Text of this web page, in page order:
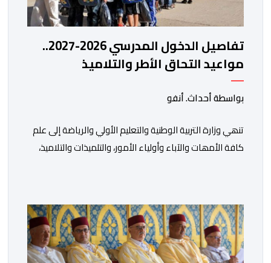
تفاصيل الدخول المدرسي 2026-2027..
مواعيد التحاق الأطر والتلاميذ
بالمؤسسات التعليمية
بواسطة أحداث. أنفو
تنھي وزارة التربیة الوطنیة والتعلیم الأولي والریاضة إلى علم
كافة الأمھات والآباء وأولیاء الأمور، والتلمیذات والتلامیذ،
المحدد سلفا طبقا لمقتضیات المقرر الوزاري رقم 047.26
الصادر بتاریخ 3 یولیوز 2026 بشأن تنظیم السنة الدراسیة.
وأوضحت الوزارة، في بلاغ، أن أطر […]